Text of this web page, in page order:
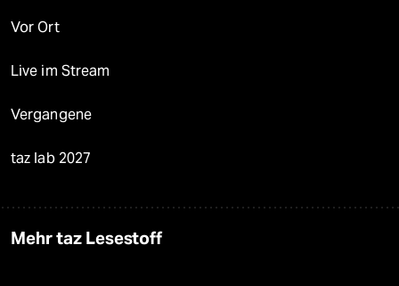
Vor Ort
Live im Stream
Vergangene
taz lab 2027
Mehr taz Lesestoff